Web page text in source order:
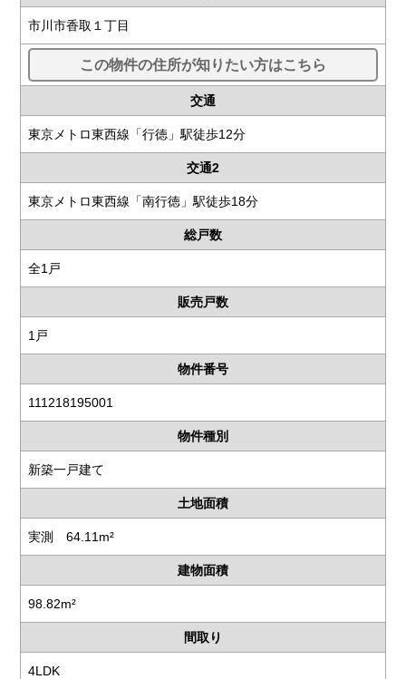
市川市香取１丁目
この物件の住所が知りたい方はこちら
交通
東京メトロ東西線「行徳」駅徒歩12分
交通2
東京メトロ東西線「南行徳」駅徒歩18分
総戸数
全1戸
販売戸数
1戸
物件番号
111218195001
物件種別
新築一戸建て
土地面積
実測 64.11m²
建物面積
98.82m²
間取り
4LDK